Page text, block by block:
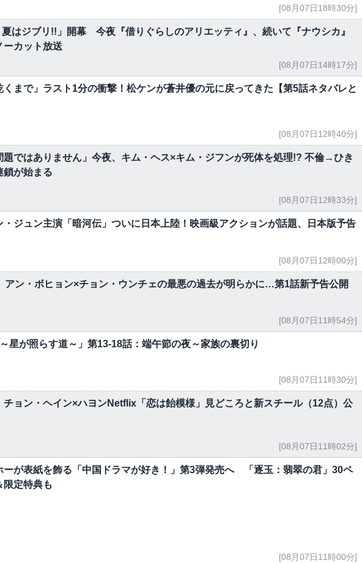
[08月07日18時30分]
はジブリ!!」開幕 今夜『借りぐらしのアリエッティ』、続いて『ナウシカ』
ーカット放送
[08月07日14時17分]
くまで」ラスト1分の衝撃！松ケンが蒼井優の元に戻ってきた【第5話ネタバレと
[08月07日12時40分]
題ではありません」今夜、キム・ヘス×キム・ジフンが死体を処理!? 不倫→ひき
が始まる
[08月07日12時33分]
・ジュン主演「暗河伝」ついに日本上陸！映画級アクションが話題、日本版予告
[08月07日12時00分]
アン・ボヒョン×チョン・ウンチェの最悪の過去が明らかに…第1話新予告公開
[08月07日11時54分]
星が照らす道～」第13-18話：端午節の夜～家族の裏切り
[08月07日11時30分]
チョン・ヘイン×ハヨンNetflix「恋は飴模様」見どころと新スチール（12点）公
[08月07日11時02分]
ーが表紙を飾る「中国ドラマが好き！」第3弾発売へ 「逐玉：翡翠の君」30ペ
限定特典も
[08月07日11時00分]